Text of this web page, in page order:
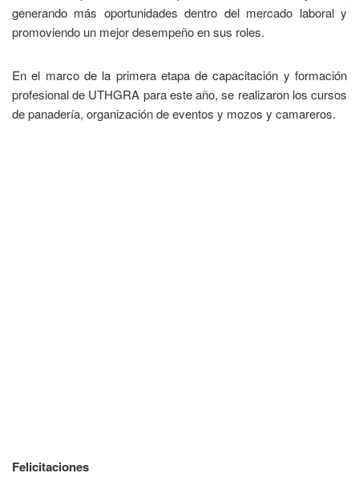
generando más oportunidades dentro del mercado laboral y
promoviendo un mejor desempeño en sus roles.
En el marco de la primera etapa de capacitación y formación
profesional de UTHGRA para este año, se realizaron los cursos
de panadería, organización de eventos y mozos y camareros.
Felicitaciones